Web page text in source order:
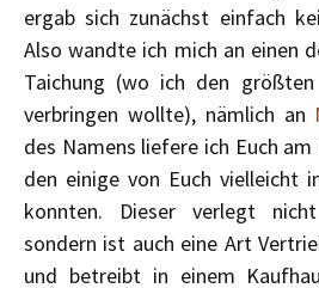
ergab sich zunächst einfach
Also wandte ich mich an einen
Taichung (wo ich den
verbringen wollte), nämlich an
des Namens liefere ich Euch
den einige von Euch vielleicht
konnten. Dieser verlegt
sondern ist auch eine Art
und betreibt in einem